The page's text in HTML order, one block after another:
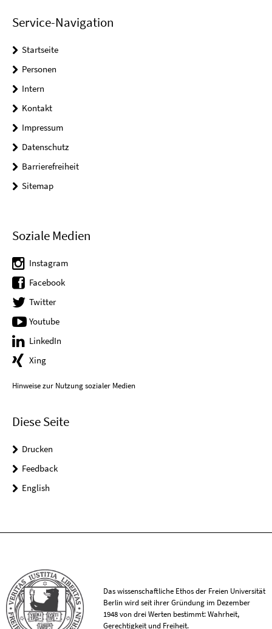
Service-Navigation
Startseite
Personen
Intern
Kontakt
Impressum
Datenschutz
Barrierefreiheit
Sitemap
Soziale Medien
Instagram
Facebook
Twitter
Youtube
LinkedIn
Xing
Hinweise zur Nutzung sozialer Medien
Diese Seite
Drucken
Feedback
English
Das wissenschaftliche Ethos der Freien Universität
Berlin wird seit ihrer Gründung im Dezember
1948 von drei Werten bestimmt: Wahrheit,
Gerechtigkeit und Freiheit.